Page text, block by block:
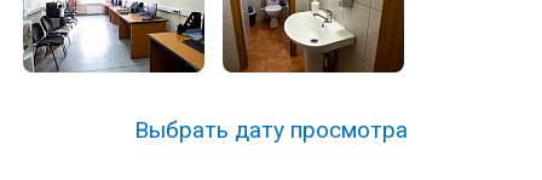
Выбрать дату просмотра